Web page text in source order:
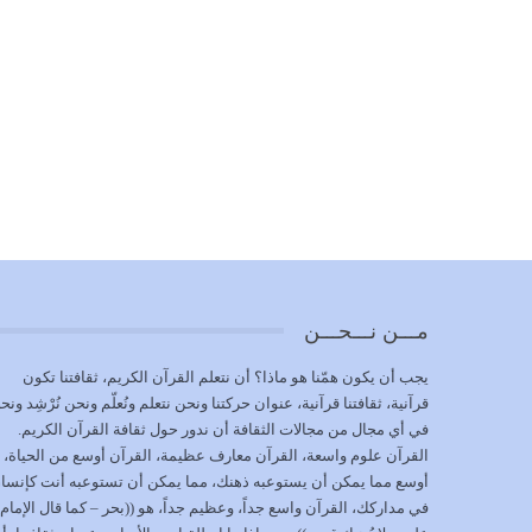
مـــن نـــحـــن
يجب أن يكون همّنا هو ماذا؟ أن نتعلم القرآن الكريم، ثقافتنا تكون
قرآنية، ثقافتنا قرآنية، عنوان حركتنا ونحن نتعلم ونُعلّم ونحن نُرْشِد
في أي مجال من مجالات الثقافة أن ندور حول ثقافة القرآن الكريم.
القرآن علوم واسعة، القرآن معارف عظيمة، القرآن أوسع من الحياة،
أوسع مما يمكن أن يستوعبه ذهنك، مما يمكن أن تستوعبه أنت
في مداركك، القرآن واسع جداً، وعظيم جداً، هو ((بحر – كما قال الإمام